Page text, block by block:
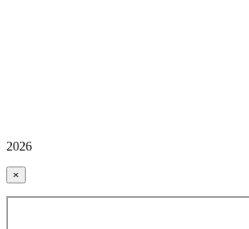
2026
×